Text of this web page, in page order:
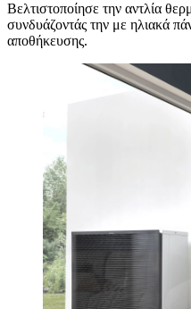
Βελτιστοποίησε την αντλία
συνδυάζοντάς την με ηλιακά
αποθήκευσης.